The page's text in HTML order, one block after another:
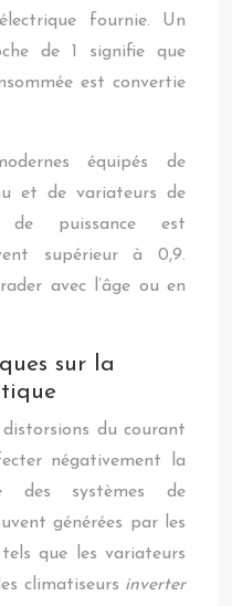
fournie. Un
de 1 signifie que
est convertie
équipés de
et de variateurs de
de puissance est
supérieur à 0,9.
avec l’âge ou en
sur la
du courant
négativement la
des systèmes de
générées par les
que les variateurs
climatiseurs inverter